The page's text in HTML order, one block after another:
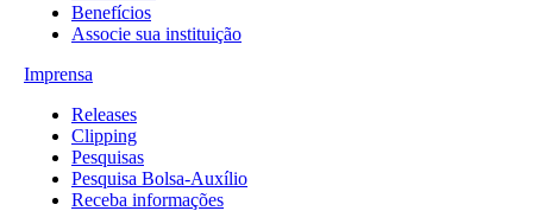
Benefícios
Associe sua instituição
Imprensa
Releases
Clipping
Pesquisas
Pesquisa Bolsa-Auxílio
Receba informações